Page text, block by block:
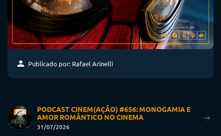
Publicado por: Rafael Arinelli
PODCAST CINEM(AÇÃO) #656: MONOGAMIA E
AMOR ROMÂNTICO NO CINEMA
31/07/2026